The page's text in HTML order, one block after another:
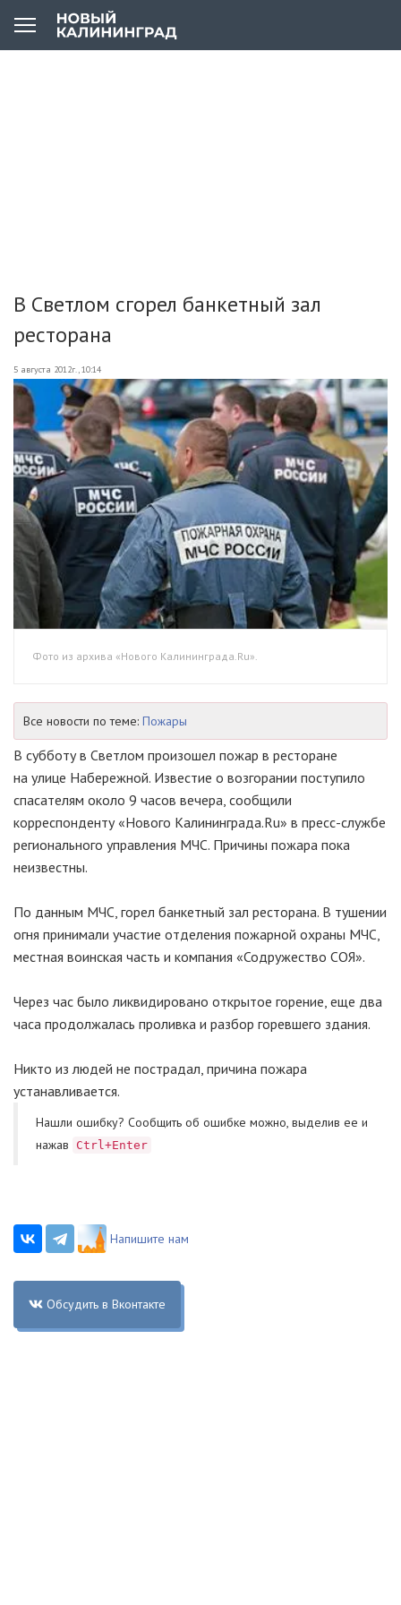
В Светлом сгорел банкетный зал
ресторана
5 августа 2012г., 10:14
Фото из архива «Нового Калининграда.Ru».
Все новости по теме: Пожары
В субботу в Светлом произошел пожар в ресторане
на улице Набережной. Известие о возгорании поступило
спасателям около 9 часов вечера, сообщили
корреспонденту «Нового Калининграда.Ru» в пресс-службе
регионального управления МЧС. Причины пожара пока
неизвестны.
По данным МЧС, горел банкетный зал ресторана. В тушении
огня принимали участие отделения пожарной охраны МЧС,
местная воинская часть и компания «Содружество СОЯ».
Через час было ликвидировано открытое горение, еще два
часа продолжалась проливка и разбор горевшего здания.
Никто из людей не пострадал, причина пожара
устанавливается.
Нашли ошибку? Cообщить об ошибке можно, выделив ее и
нажав
Ctrl+Enter
Напишите нам
Обсудить в Вконтакте